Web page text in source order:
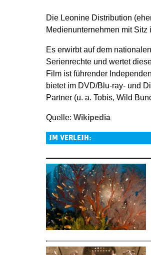
Die Leonine Distribution
Medienunternehmen mit
Es erwirbt auf dem
Serienrechte und wertet
Film ist führender
bietet im DVD/Blu-ray- und
Partner (u. a. Tobis, Wild
Quelle: Wikipedia
IM VERLEIH: